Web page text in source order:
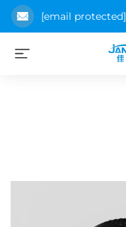
[email protected]